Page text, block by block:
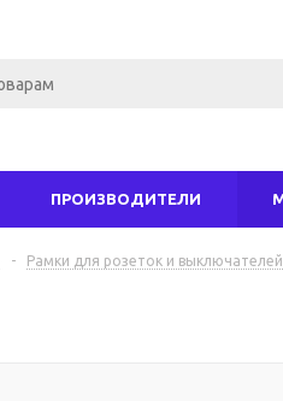
ПРОИЗВОДИТЕЛИ
- Рамки для розеток и выключателей